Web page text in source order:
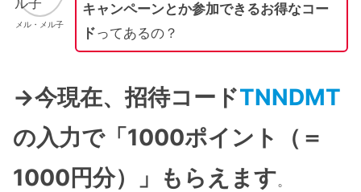
メル・メル子
キャンペーンとか参加できるお得なコー
ドってあるの？
→今現在、招待コードTNNDMT
の入力で「1000ポイント（＝
1000円分）」もらえます。